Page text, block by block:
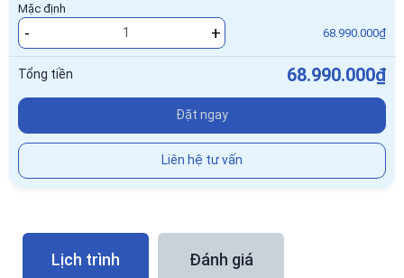
Mặc định
- + 68.990.000₫
Tổng tiền 68.990.000₫
Đặt ngay
Liên hệ tư vấn
Lịch trình Đánh giá